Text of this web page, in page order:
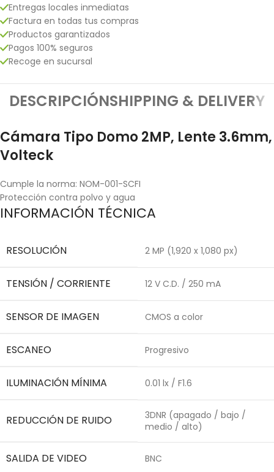
Entregas locales inmediatas
Factura en todas tus compras
Productos garantizados
Pagos 100% seguros
Recoge en sucursal
DESCRIPCIÓNSHIPPING & DELIVERY
Cámara Tipo Domo 2MP, Lente 3.6mm,
Volteck
Cumple la norma: NOM-001-SCFI
Protección contra polvo y agua
INFORMACIÓN TÉCNICA
RESOLUCIÓN 2 MP (1,920 x 1,080 px)
TENSIÓN / CORRIENTE 12 V C.D. / 250 mA
SENSOR DE IMAGEN CMOS a color
ESCANEO Progresivo
ILUMINACIÓN MÍNIMA 0.01 lx / F1.6
REDUCCIÓN DE RUIDO
3DNR (apagado / bajo /
medio / alto)
SALIDA DE VIDEO BNC